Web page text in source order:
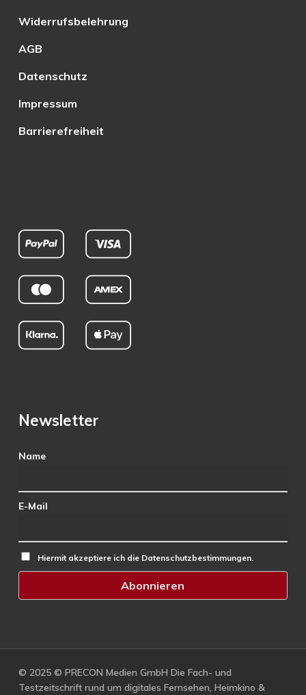
Widerrufsbelehrung
AGB
Datenschutz
Impressum
Barrierefreiheit
Newsletter
Name
E-Mail
Hiermit akzeptiere ich die Datenschutzbestimmungen.
© 2025 © PRECON Medien GmbH Die Fach- und
Testzeitschrift rund um digitales Fernsehen, Heimkino &